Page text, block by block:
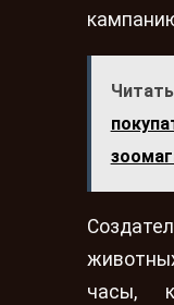
часы,